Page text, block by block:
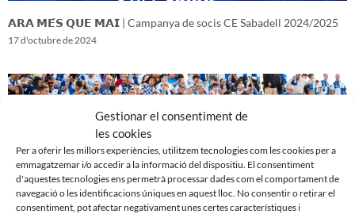
Gestionar el consentiment de
les cookies
Per a oferir les millors experiències, utilitzem tecnologies com les cookies per a
emmagatzemar i/o accedir a la informació del dispositiu. El consentiment
d'aquestes tecnologies ens permetrà processar dades com el comportament de
navegació o les identificacions úniques en aquest lloc. No consentir o retirar el
consentiment, pot afectar negativament unes certes característiques i
𝗔𝗥𝗔 𝗠𝗘́𝗦 𝗤𝗨𝗘 𝗠𝗔𝗜 | Campanya de socis CE Sabadell 2024/2025
17 d'octubre de 2024